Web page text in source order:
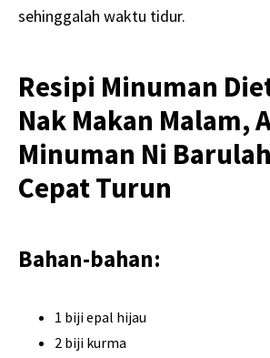
sehinggalah waktu tidur.
Resipi Minuman
Nak Makan Malam,
Minuman Ni
Cepat Turun
Bahan-bahan:
1 biji epal hijau
2 biji kurma